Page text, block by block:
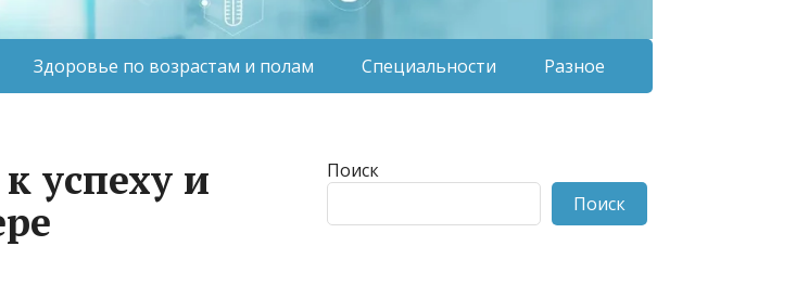
Здоровье по возрастам и полам Специальности Разное
успеху и
Поиск
Поиск